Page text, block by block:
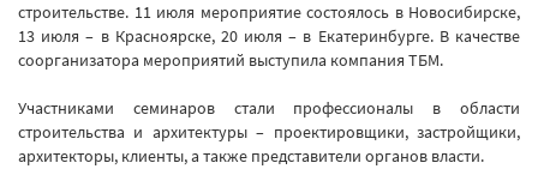
строительстве. 11 июля мероприятие состоялось в Новосибирске,
13 июля – в Красноярске, 20 июля – в Екатеринбурге. В качестве
соорганизатора мероприятий выступила компания ТБМ.
Участниками семинаров стали профессионалы в области
строительства и архитектуры – проектировщики, застройщики,
архитекторы, клиенты, а также представители органов власти.